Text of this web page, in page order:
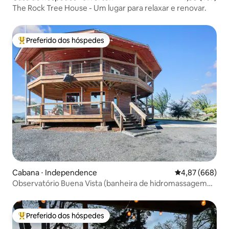
The Rock Tree House - Um lugar para relaxar e renovar.
Entre os melhores preferidos dos hóspedes
Preferido dos hóspedes
Cabana ⋅ Independence 4,87 de uma
4,87 (668)
Observatório Buena Vista (banheira de hidromassagem
Entre os melhores preferidos dos hóspedes
Preferido dos hóspedes